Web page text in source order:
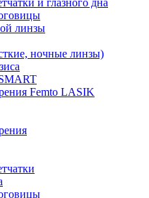
и глазного дна
линзы
ночные линзы)
Femto LASIK